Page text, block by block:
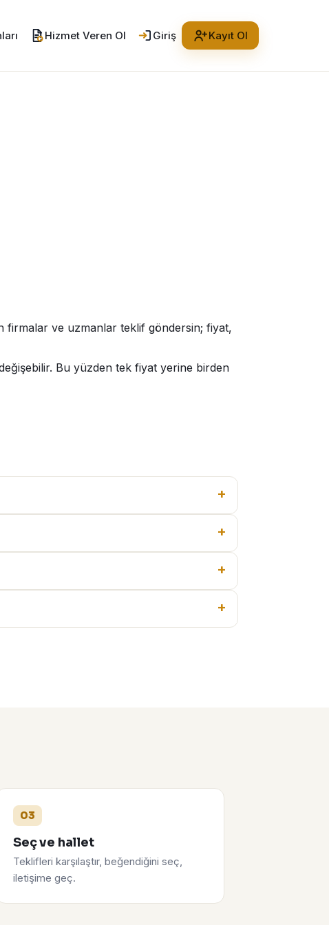
Hizmet Veren Ol Giriş Kayıt Ol
firmalar ve uzmanlar teklif göndersin; fiyat,
Bu yüzden tek fiyat yerine birden
03
Seç ve hallet
Teklifleri karşılaştır, beğendiğini seç,
iletişime geç.